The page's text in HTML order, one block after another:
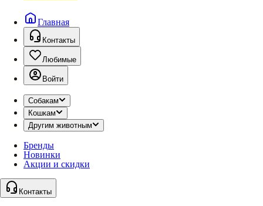
Главная
Контакты
Любимые
Войти
Собакам
Кошкам
Другим животным
Бренды
Новинки
Акции и скидки
Контакты